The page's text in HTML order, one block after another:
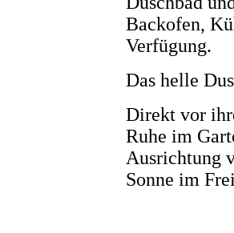
Backofen,
Verfügung.
Das helle
Direkt vor
Ruhe im
Ausrichtung
Sonne im